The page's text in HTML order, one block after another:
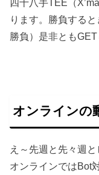
四十八手TEE（
ります。勝負する
勝負）是非ともGET
オンラインの
え～先週と先々週
オンラインではBot